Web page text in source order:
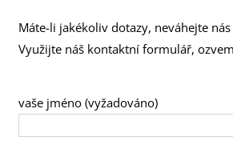
Máte-li jakékoliv dotazy, neváhejte
Využijte náš kontaktní formulář,
vaše jméno (vyžadováno)